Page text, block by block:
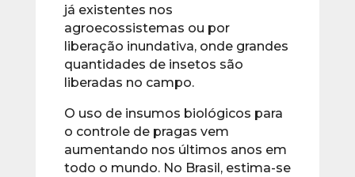
já existentes nos
agroecossistemas ou por
liberação inundativa, onde grandes
quantidades de insetos são
liberadas no campo.
O uso de insumos biológicos para
o controle de pragas vem
aumentando nos últimos anos em
todo o mundo. No Brasil, estima-se